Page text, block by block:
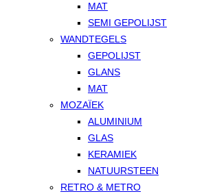
MAT
SEMI GEPOLIJST
WANDTEGELS
GEPOLIJST
GLANS
MAT
MOZAÏEK
ALUMINIUM
GLAS
KERAMIEK
NATUURSTEEN
RETRO & METRO